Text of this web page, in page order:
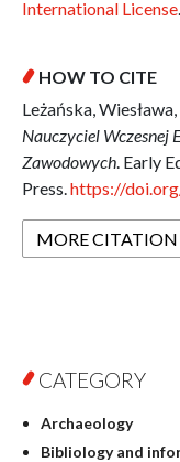
International License.
HOW TO CITE
Leżańska,
Nauczyciel Wczesnej
Zawodowych. Early
Press.https://
MORE
CATEGORY
Archaeology
Bibliology and